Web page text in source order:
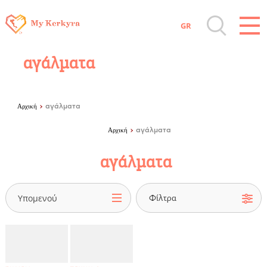
Διαμονή, Digital Nomads, Τουριστικά
Γραφεία
Αμάξια, Σκάφη, Ταχι, Μεταφορές
GR
αγάλματα
Αρχική αγάλματα
Αρχική αγάλματα
αγάλματα
Υπομενού